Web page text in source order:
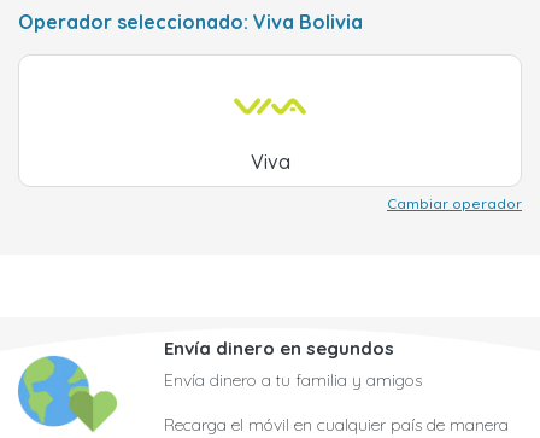
Operador seleccionado: Viva Bolivia
Viva
Cambiar operador
Envía dinero en segundos
Envía dinero a tu familia y amigos
Recarga el móvil en cualquier país de manera